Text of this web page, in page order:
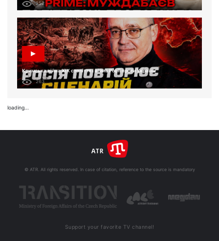
252
Кримська війна XIX століття і війна Росії проти України
263
loading...
© ATR. All rights reserved. In case of citation, reference to the source is mandatory
Support your favorite TV channel!